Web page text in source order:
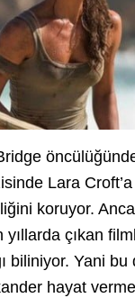
Lara
koruyor.
yıllarda çıkan
biliniyor. Yani
hayat